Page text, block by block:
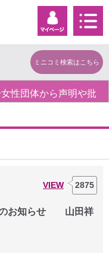
ミニコミ検索はこちら
性団体から声明や批
VIEW 2875
のお知らせ 山田祥